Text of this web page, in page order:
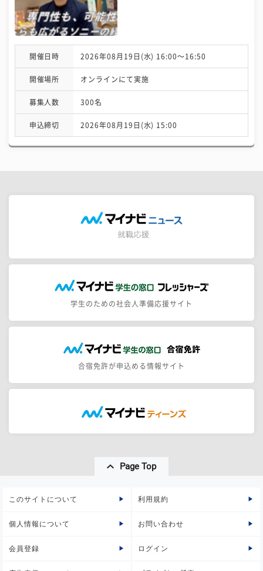
開催日時 2026年08月19日(水) 16:00〜16:50
開催場所 オンラインにて実施
募集人数 300名
申込締切 2026年08月19日(水) 15:00
学生のための社会人準備応援サイト
合宿免許が申込める情報サイト
Page Top
このサイトについて 利用規約
個人情報について お問い合わせ
会員登録 ログイン